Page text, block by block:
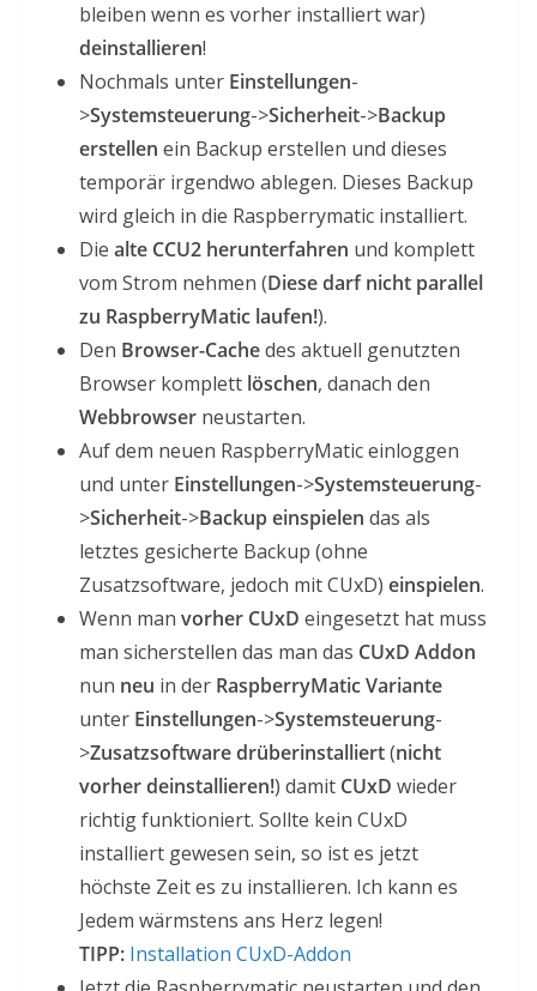
bleiben wenn es vorher installiert war)
deinstallieren!
Nochmals unter Einstellungen-
>Systemsteuerung->Sicherheit->Backup
erstellen ein Backup erstellen und dieses
temporär irgendwo ablegen. Dieses Backup
wird gleich in die Raspberrymatic installiert.
Die alte CCU2 herunterfahren und komplett
vom Strom nehmen (Diese darf nicht parallel
zu RaspberryMatic laufen!).
Den Browser-Cachedes aktuell genutzten
Browser komplett löschen, danach den
Webbrowser neustarten.
Auf dem neuen RaspberryMatic einloggen
und unter Einstellungen->Systemsteuerung-
>Sicherheit->Backup einspielen das als
letztes gesicherte Backup (ohne
Zusatzsoftware, jedoch mit CUxD) einspielen.
Wenn man vorher CUxD eingesetzt hat muss
man sicherstellen das man das CUxD Addon
nun neu in der RaspberryMatic Variante
unter Einstellungen->Systemsteuerung-
>Zusatzsoftwaredrüberinstalliert(nicht
vorher deinstallieren!) damit CUxD wieder
richtig funktioniert. Sollte kein CUxD
installiert gewesen sein, so ist es jetzt
höchste Zeit es zu installieren. Ich kann es
Jedem wärmstens ans Herz legen!
TIPP: Installation CUxD-Addon